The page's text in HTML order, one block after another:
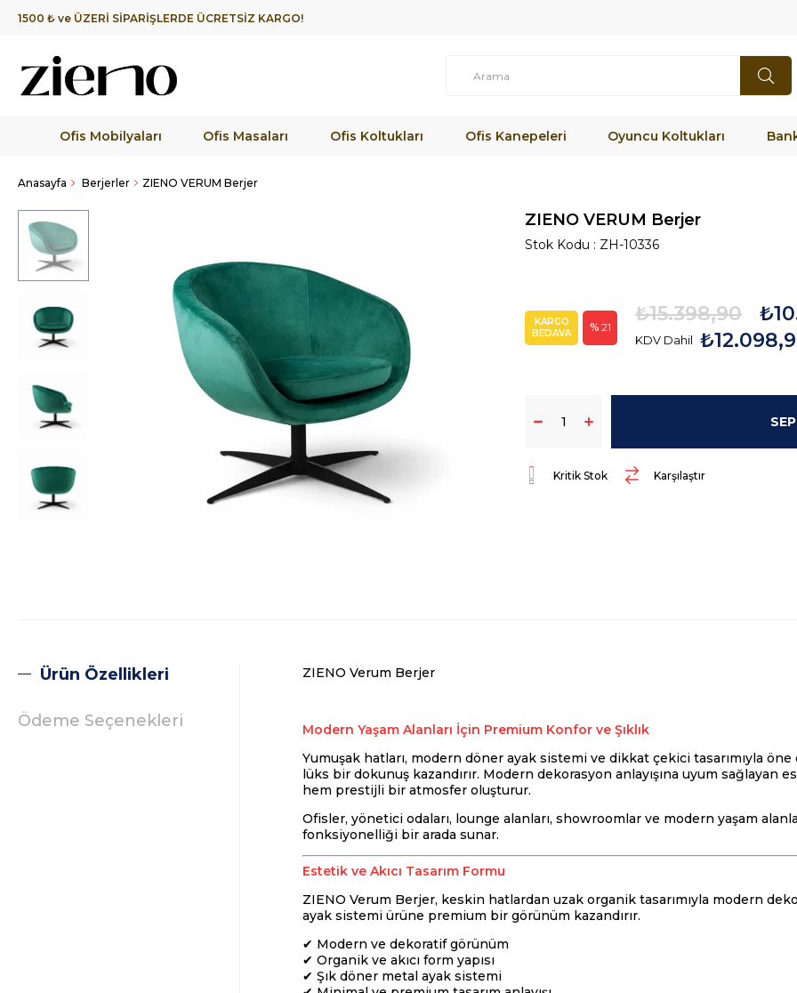
1500 ₺ ve ÜZERİ SİPARİŞLERDE ÜCRETSİZ KARGO!
Ofis Mobilyaları Ofis Masaları Ofis Koltukları Ofis Kanepeleri Oyuncu Koltukları
Anasayfa Berjerler ZIENO VERUM Berjer
ZIENO VERUM Berjer
Stok Kodu ZH-10336
KARGO
BEDAVA
21
₺15.398,90
KDV Dahil
Kritik Stok Karşılaştır
Ürün Özellikleri
Ödeme Seçenekleri
ZIENO Verum Berjer
Modern Yaşam Alanları İçin Premium Konfor ve Şıklık
Yumuşak hatları, modern döner ayak sistemi ve dikkat çekici tasarımıyla öne
lüks bir dokunuş kazandırır. Modern dekorasyon anlayışına uyum
hem prestijli bir atmosfer oluşturur.
Ofisler, yönetici odaları, lounge alanları, showroomlar ve modern yaşam
fonksiyonelliği bir arada sunar.
Estetik ve Akıcı Tasarım Formu
ZIENO Verum Berjer, keskin hatlardan uzak organik tasarımıyla modern
ayak sistemi ürüne premium bir görünüm kazandırır.
✔ Modern ve dekoratif görünüm
✔ Organik ve akıcı form yapısı
✔ Şık döner metal ayak sistemi